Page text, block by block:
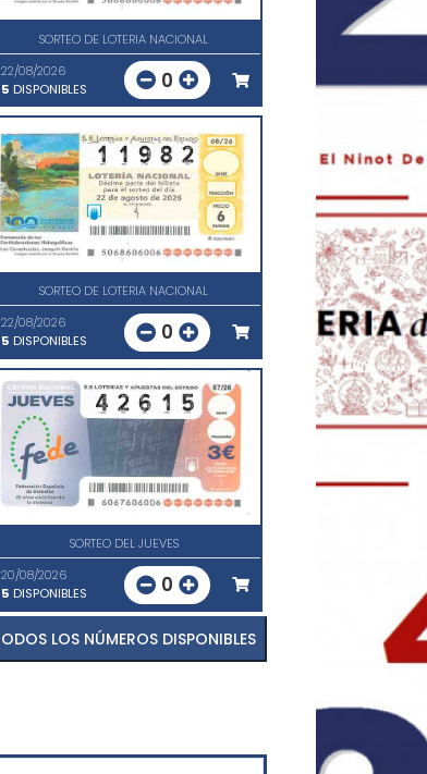
SORTEO DE LOTERIA NACIONAL
22/08/2026
5 DISPONIBLES 0
SORTEO DE LOTERIA NACIONAL
22/08/2026
5 DISPONIBLES 0
SORTEO DEL JUEVES
20/08/2026
5 DISPONIBLES 0
VER TODOS LOS NÚMEROS DISPONIBLES